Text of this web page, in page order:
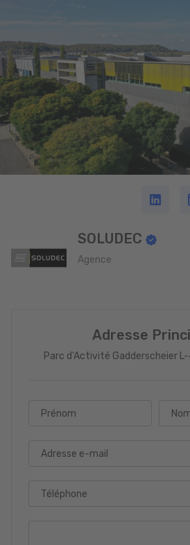
SOLUDEC
Agence
Adresse
Parc d'Activité Gadderscheier
Prénom
Adresse e-mail
Téléphone